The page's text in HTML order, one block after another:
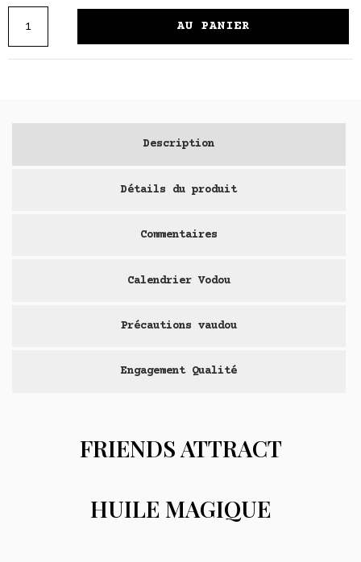
AU PANIER
Description
Détails du produit
Commentaires
Calendrier Vodou
Précautions vaudou
Engagement Qualité
FRIENDS ATTRACT
HUILE MAGIQUE